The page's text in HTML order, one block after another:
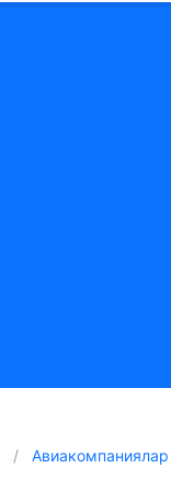
Авиакомпаниялар